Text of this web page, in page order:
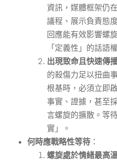
資訊，媒體框架仍
議程、展示負責態
回應能有效影響螺
「定義性」的話語
出現致命且快速傳
的殺傷力足以扭曲
根基時，必須立即
事實、證據，甚至
言螺旋的擴散。等
實」。
何時應戰略性等待 ：
螺旋處於情緒最高